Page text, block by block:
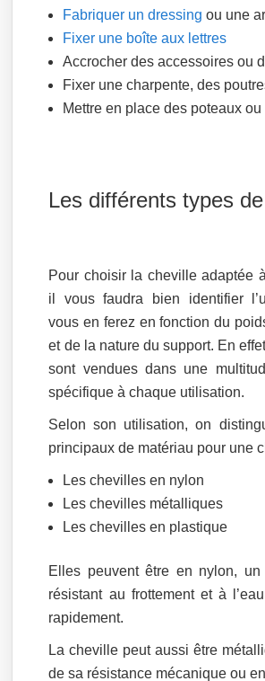
Fabriquer un dressing ou une
Fixer une boîte aux lettres
Accrocher des accessoires ou
Fixer une charpente, des
Mettre en place des poteaux
Les différents types
Pour choisir la cheville adaptée
il vous faudra bien identifier
vous en ferez en fonction du
et de la nature du support. En
sont vendues dans une
spécifique à chaque utilisation.
Selon son utilisation, on
principaux de matériau pour une
Les chevilles en nylon
Les chevilles métalliques
Les chevilles en plastique
Elles peuvent être en nylon, un
résistant au frottement et à
rapidement.
La cheville peut aussi être
de sa résistance mécanique ou